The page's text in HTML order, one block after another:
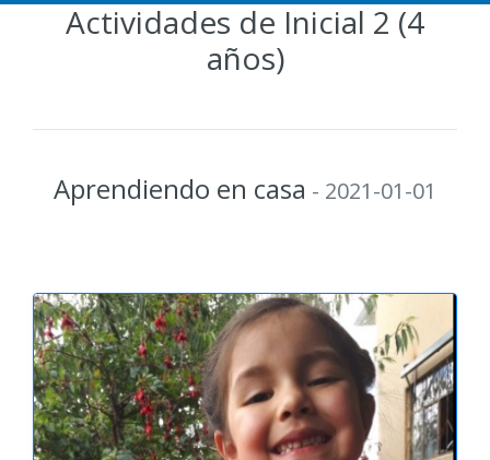
Actividades de Inicial 2 (4
años)
Aprendiendo en casa - 2021-01-01